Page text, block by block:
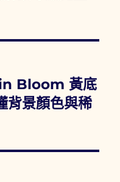
Bloom 黃底
背景顏色與稀